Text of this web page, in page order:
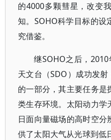
的4000多颗彗星，改变
知。SOHO科学目标的设
究借鉴。
继SOHO之后，
天文台（SDO）成功发
的一部分，其主要任务是
类生存环境。太阳动力学
日面向量磁场的高时空
供了太阳大气从光球到低